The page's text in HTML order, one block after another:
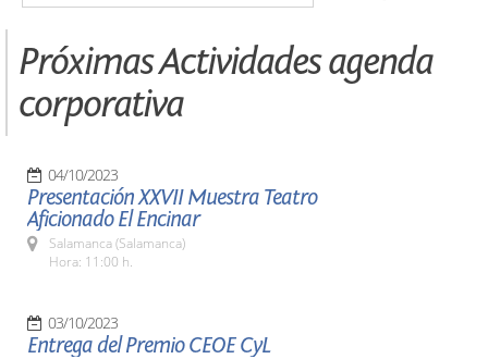
Próximas Actividades agenda
corporativa
04/10/2023
Presentación XXVII Muestra Teatro
Aficionado El Encinar
Salamanca (Salamanca)
Hora: 11:00 h.
03/10/2023
Entrega del Premio CEOE CyL